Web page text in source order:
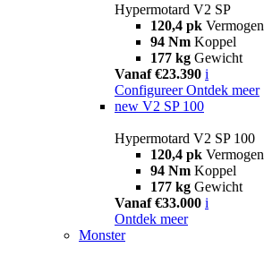
Hypermotard V2 SP
120,4 pk Vermogen
94 Nm Koppel
177 kg Gewicht
Vanaf €23.390 i
Configureer Ontdek meer
new V2 SP 100
Hypermotard V2 SP 100
120,4 pk Vermogen
94 Nm Koppel
177 kg Gewicht
Vanaf €33.000 i
Ontdek meer
Monster